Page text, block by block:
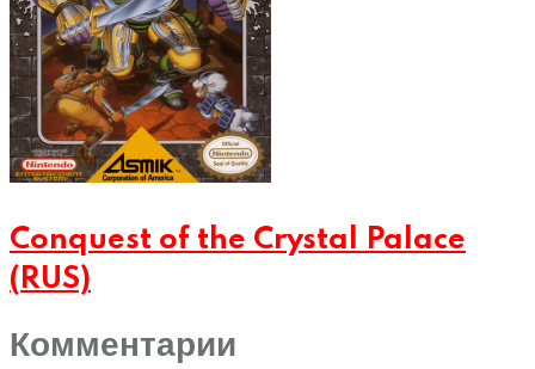
Conquest of the Crystal Palace
(RUS)
Комментарии